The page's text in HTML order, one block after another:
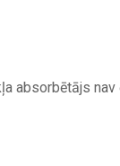
absorbētājs nav